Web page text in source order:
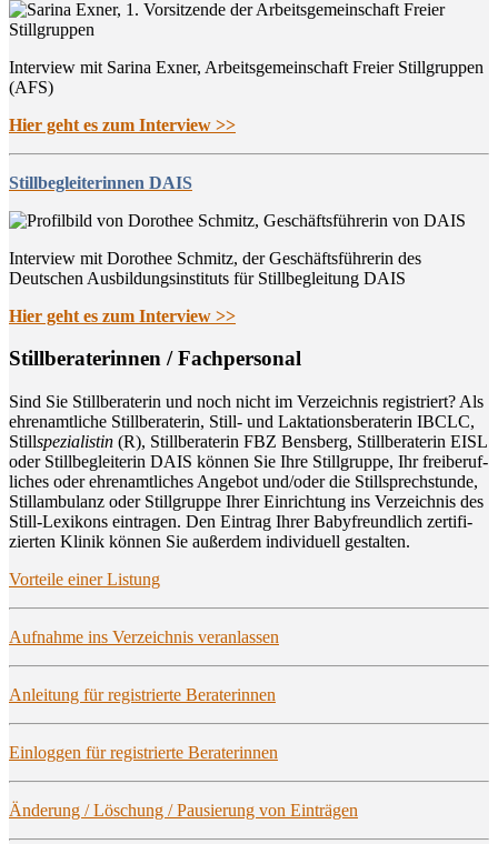
Interview mit Sarina Exner, Arbeitsgemeinschaft Freier Stillgruppen
(AFS)
Hier geht es zum Interview >>
Stillbegleiterinnen DAIS
Interview mit Dorothee Schmitz, der Geschäftsführerin des
Deutschen Ausbildungsinstituts für Stillbegleitung DAIS
Hier geht es zum Interview >>
Still­be­ra­te­rin­nen / Fachpersonal
Sind Sie Still­be­ra­te­rin und noch nicht im Ver­zeich­nis regis­triert? Als
ehren­amt­li­che Still­be­ra­te­rin, Still- und Lak­ta­ti­ons­be­ra­te­rin IBCLC,
Stillspe­zia­lis­tin (R), Still­be­ra­te­rin FBZ Bens­berg, Still­be­ra­te­rin EISL
oder Still­be­glei­te­rin DAIS kön­nen Sie Ihre Still­grup­pe, Ihr frei­be­ruf­
li­ches oder ehren­amt­li­ches Ange­bot und/oder die Still­sprech­stun­de,
Still­am­bu­lanz oder Still­grup­pe Ihrer Ein­rich­tung ins Ver­zeich­nis des
Still-Lexi­kons ein­tra­gen. Den Ein­trag Ihrer Baby­freund­lich zer­ti­fi­
zier­ten Kli­nik kön­nen Sie außer­dem indi­vi­du­ell gestalten.
Vor­tei­le einer Listung
Auf­nah­me ins Ver­zeich­nis veranlassen
Anlei­tung für regis­trier­te Beraterinnen
Ein­log­gen für regis­trier­te Beraterinnen
Ände­rung / Löschung / Pau­sie­rung von Einträgen